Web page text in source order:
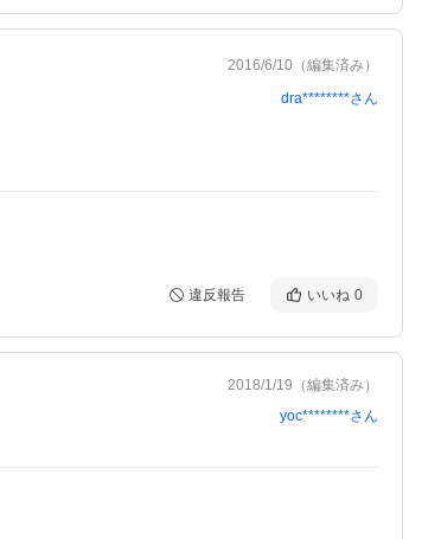
2016/6/10 （編集済み）
dra********さん
違反報告 いいね 0
2018/1/19 （編集済み）
yoc********さん